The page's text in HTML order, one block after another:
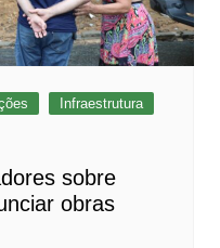
Infraestrutura
sobre
obras